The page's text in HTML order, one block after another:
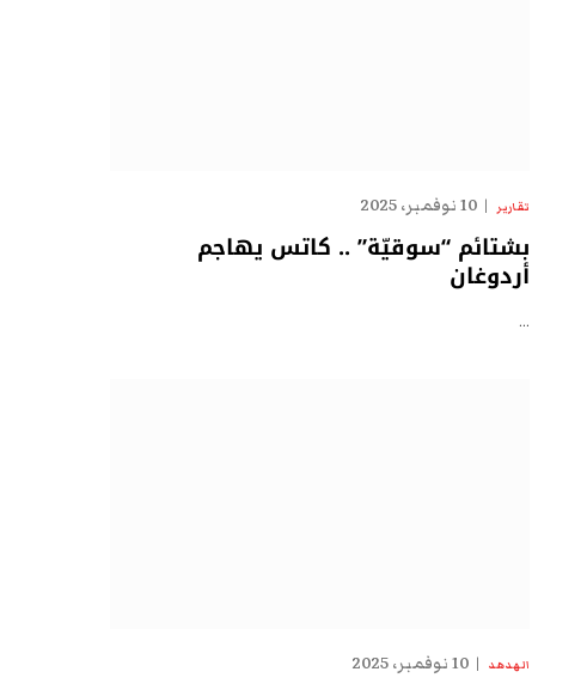
تقارير 10 نوفمبر، 2025
بشتائم “سوقيّة” .. كاتس يهاجم
أردوغان
…
الهدهد 10 نوفمبر، 2025